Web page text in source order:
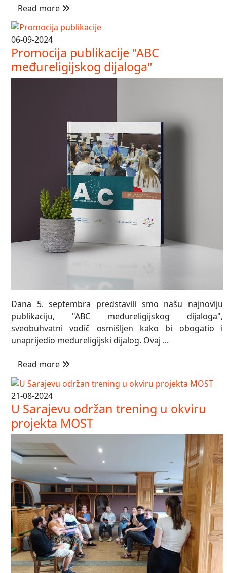
Read more
06-09-2024
Promocija publikacije "ABC
međureligijskog dijaloga"
Dana 5. septembra predstavili smo našu najnoviju
publikaciju, "ABC međureligijskog dijaloga",
sveobuhvatni vodič osmišljen kako bi obogatio i
unaprijedio međureligijski dijalog. Ovaj ...
Read more
21-08-2024
U Sarajevu održan trening u okviru
projekta MOST